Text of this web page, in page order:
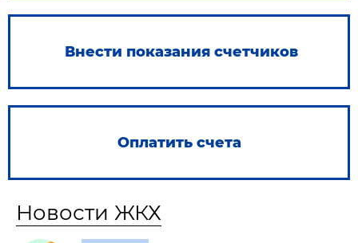
Внести показания счетчиков
Оплатить счета
Новости ЖКХ